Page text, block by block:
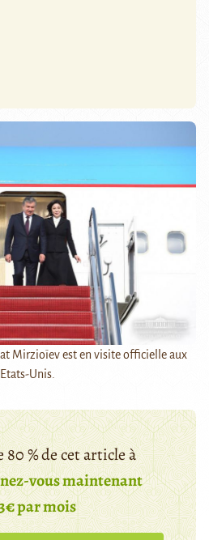
Mirzioïev est en visite officielle aux
Etats-Unis.
80 % de cet article à
vous maintenant
par mois